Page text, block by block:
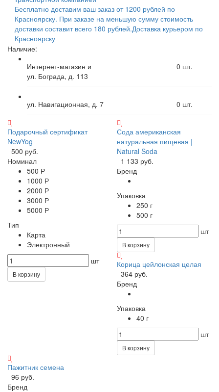
Бесплатно доставим ваш заказ от 1200 рублей по
Красноярску. При заказе на меньшую сумму стоимость
доставки составит всего 180 рублей.Доставка курьером по
Красноярску
Наличие:
Интернет-магазин и
ул. Бограда, д. 113
0 шт.
ул. Навигационная, д. 7 0 шт.
Подарочный сертификат
NewYog
500 руб.
Номинал
500 Р
1000 Р
2000 Р
3000 Р
5000 Р
Тип
Карта
Электронный
шт
В корзину
Сода американская
натуральная пищевая |
Natural Soda
1 133 руб.
Бренд
Упаковка
250 г
500 г
шт
В корзину
Корица цейлонская целая
364 руб.
Бренд
Упаковка
40 г
шт
В корзину
Пажитник семена
96 руб.
Бренд